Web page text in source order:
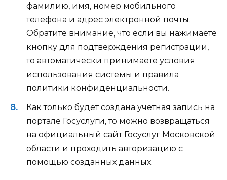
фамилию, имя, номер мобильного
телефона и адрес электронной почты.
Обратите внимание, что если вы нажимаете
кнопку для подтверждения регистрации,
то автоматически принимаете условия
использования системы и правила
политики конфиденциальности.
Как только будет создана учетная запись на
портале Госуслуги, то можно возвращаться
на официальный сайт Госуслуг Московской
области и проходить авторизацию с
помощью созданных данных.